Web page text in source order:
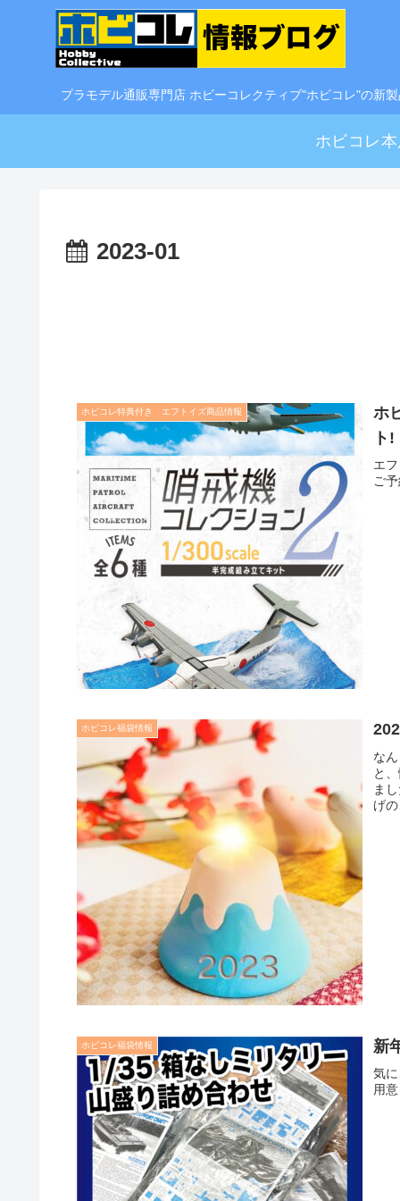
プラモデル通販専門店 ホビーコレクティブ"ホビコレ"の新
ホビコレ
2023-01
ホビコレ特典付き エフトイズ商品情報
ホ
ト!
エ
ご
ホビコレ福袋情報
な
と
ま
げ
ホビコレ福袋情報 新
気
用